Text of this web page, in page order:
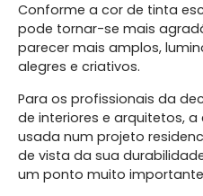
Conforme a cor de tinta
pode tornar-se mais
parecer mais amplos,
alegres e criativos.
Para os profissionais da
de interiores e arquitetos,
usada num projeto
de vista da sua
um ponto muito